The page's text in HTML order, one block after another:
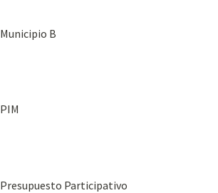
Municipio B
PIM
Presupuesto Participativo